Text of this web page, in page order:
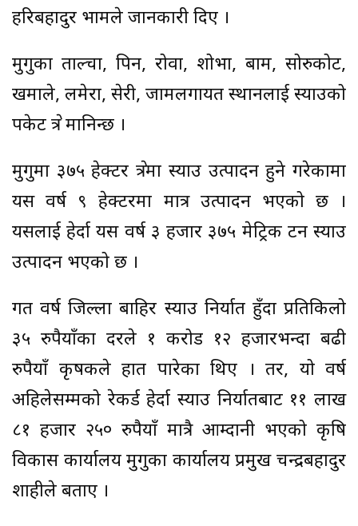
हरिबहादुर भामले जानकारी दिए ।
मुगुका ताल्चा, पिन, रोवा, शोभा, बाम, सोरुकोट,
खमाले, लमेरा, सेरी, जामलगायत स्थानलाई स्याउको
पकेट क्षेत्र मानिन्छ ।
मुगुमा ३७५ हेक्टर क्षेत्रमा स्याउ उत्पादन हुने गरेकामा
यस वर्ष ९ हेक्टरमा मात्र उत्पादन भएको छ ।
यसलाई हेर्दा यस वर्ष ३ हजार ३७५ मेट्रिक टन स्याउ
उत्पादन भएको छ ।
गत वर्ष जिल्ला बाहिर स्याउ निर्यात हुँदा प्रतिकिलो
३५ रुपैयाँका दरले १ करोड १२ हजारभन्दा बढी
रुपैयाँ कृषकले हात पारेका थिए । तर, यो वर्ष
अहिलेसम्मको रेकर्ड हेर्दा स्याउ निर्यातबाट ११ लाख
८१ हजार २५० रुपैयाँ मात्रै आम्दानी भएको कृषि
विकास कार्यालय मुगुका कार्यालय प्रमुख चन्द्रबहादुर
शाहीले बताए ।